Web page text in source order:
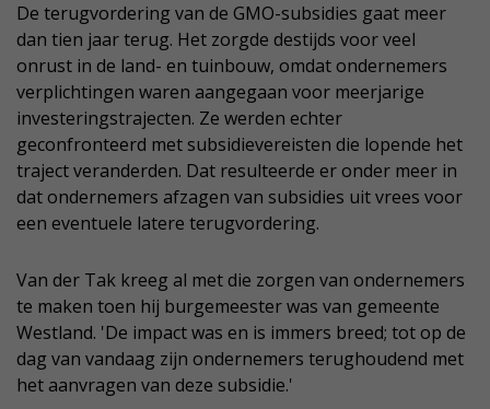
De terugvordering van de GMO-subsidies gaat meer
dan tien jaar terug. Het zorgde destijds voor veel
onrust in de land- en tuinbouw, omdat ondernemers
verplichtingen waren aangegaan voor meerjarige
investeringstrajecten. Ze werden echter
geconfronteerd met subsidievereisten die lopende het
traject veranderden. Dat resulteerde er onder meer in
dat ondernemers afzagen van subsidies uit vrees voor
een eventuele latere terugvordering.
Van der Tak kreeg al met die zorgen van ondernemers
te maken toen hij burgemeester was van gemeente
Westland. 'De impact was en is immers breed; tot op de
dag van vandaag zijn ondernemers terughoudend met
het aanvragen van deze subsidie.'